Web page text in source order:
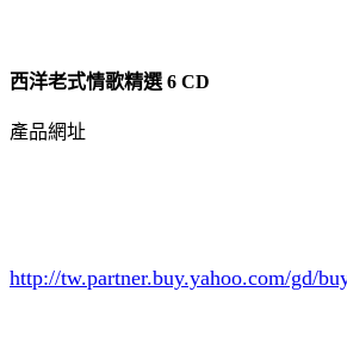
西洋老式情歌精選 6 CD
產品網址
http://tw.partner.buy.yahoo.com/gd/